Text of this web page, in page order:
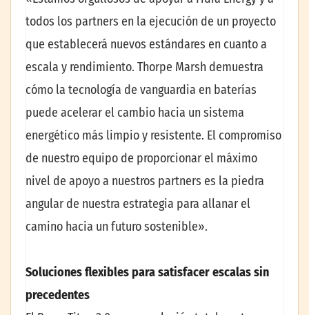
todos los partners en la ejecución de un proyecto
que establecerá nuevos estándares en cuanto a
escala y rendimiento. Thorpe Marsh demuestra
cómo la tecnología de vanguardia en baterías
puede acelerar el cambio hacia un sistema
energético más limpio y resistente. El compromiso
de nuestro equipo de proporcionar el máximo
nivel de apoyo a nuestros partners es la piedra
angular de nuestra estrategia para allanar el
camino hacia un futuro sostenible».
Soluciones flexibles para satisfacer escalas sin
precedentes